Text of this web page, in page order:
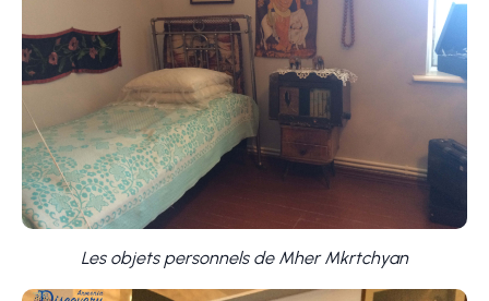
Les objets personnels de Mher Mkrtchyan